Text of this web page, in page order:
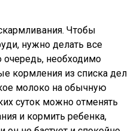
Чтобы
нужно делать все
очередь, необходимо
кормления из списка дел
молоко на обычную
суток можно отменять
и кормить ребенка,